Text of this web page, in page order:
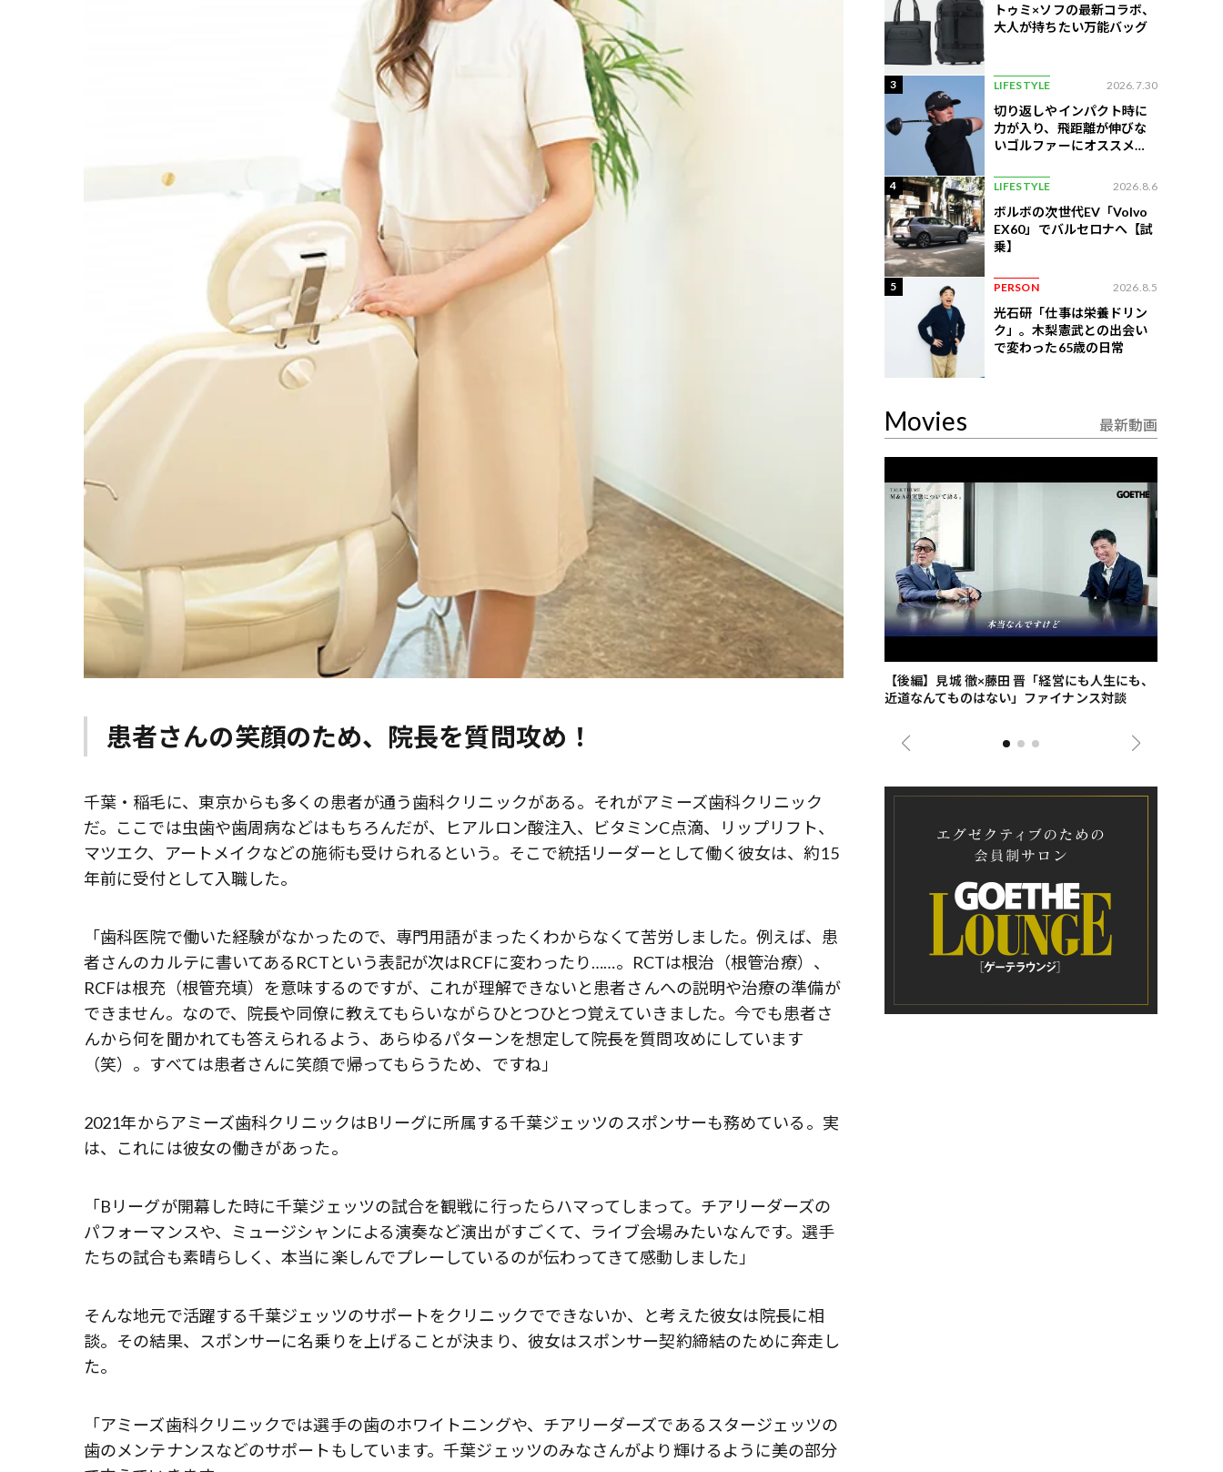
患者さんの笑顔のため、院長を質問攻め！
千葉・稲毛に、東京からも多くの患者が通う歯科クリニックがある。それがアミーズ歯科クリニック
だ。ここでは虫歯や歯周病などはもちろんだが、ヒアルロン酸注入、ビタミンC点滴、リップリフト、
マツエク、アートメイクなどの施術も受けられるという。そこで統括リーダーとして働く彼女は、約15
年前に受付として入職した。
「歯科医院で働いた経験がなかったので、専門用語がまったくわからなくて苦労しました。例えば、患
者さんのカルテに書いてあるRCTという表記が次はRCFに変わったり……。RCTは根治（根管治療）、
RCFは根充（根管充填）を意味するのですが、これが理解できないと患者さんへの説明や治療の準備が
できません。なので、院長や同僚に教えてもらいながらひとつひとつ覚えていきました。今でも患者さ
んから何を聞かれても答えられるよう、あらゆるパターンを想定して院長を質問攻めにしています
（笑）。すべては患者さんに笑顔で帰ってもらうため、ですね」
2021年からアミーズ歯科クリニックはBリーグに所属する千葉ジェッツのスポンサーも務めている。実
は、これには彼女の働きがあった。
「Bリーグが開幕した時に千葉ジェッツの試合を観戦に行ったらハマってしまって。チアリーダーズの
パフォーマンスや、ミュージシャンによる演奏など演出がすごくて、ライブ会場みたいなんです。選手
たちの試合も素晴らしく、本当に楽しんでプレーしているのが伝わってきて感動しました」
そんな地元で活躍する千葉ジェッツのサポートをクリニックでできないか、と考えた彼女は院長に相
談。その結果、スポンサーに名乗りを上げることが決まり、彼女はスポンサー契約締結のために奔走し
た。
「アミーズ歯科クリニックでは選手の歯のホワイトニングや、チアリーダーズであるスタージェッツの
歯のメンテナンスなどのサポートもしています。千葉ジェッツのみなさんがより輝けるように美の部分
トゥミ×ソフの最新コラボ、
大人が持ちたい万能バッグ
3 LIFESTYLE 2026.7.30
切り返しやインパクト時に
力が入り、飛距離が伸びな
いゴルファーにオススメの
4 LIFESTYLE 2026.8.6
ボルボの次世代EV「Volvo
EX60」でバルセロナへ【試
乗】
5 PERSON 2026.8.5
光石研「仕事は栄養ドリン
ク」。木梨憲武との出会い
で変わった65歳の日常
Movies 最新動画
歌舞伎俳優・尾上右近が休息を過ごした、海最
【後編】見城 徹×藤田 晋「経営にも人生にも、
近道なんてものはない」ファイナンス対談